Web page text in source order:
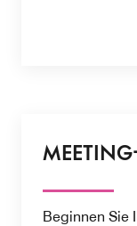
Beginnen Sie